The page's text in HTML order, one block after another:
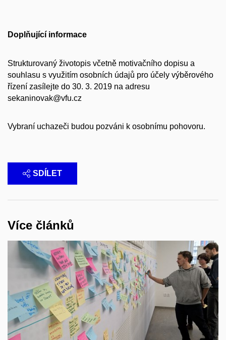
Doplňující informace
Strukturovaný životopis včetně motivačního dopisu a
souhlasu s využitím osobních údajů pro účely výběrového
řízení zasílejte do 30. 3. 2019 na adresu
sekaninovak@vfu.cz
Vybraní uchazeči budou pozváni k osobnímu pohovoru.
SDÍLET
Více článků